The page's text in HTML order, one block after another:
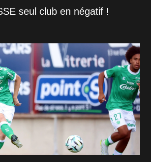
seul club en négatif !